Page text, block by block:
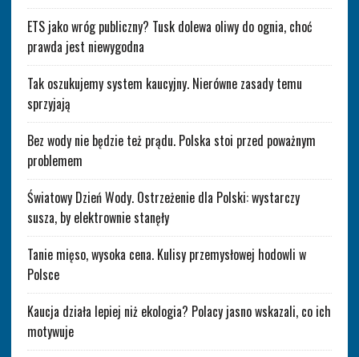
ETS jako wróg publiczny? Tusk dolewa oliwy do ognia, choć
prawda jest niewygodna
Tak oszukujemy system kaucyjny. Nierówne zasady temu
sprzyjają
Bez wody nie będzie też prądu. Polska stoi przed poważnym
problemem
Światowy Dzień Wody. Ostrzeżenie dla Polski: wystarczy
susza, by elektrownie stanęły
Tanie mięso, wysoka cena. Kulisy przemysłowej hodowli w
Polsce
Kaucja działa lepiej niż ekologia? Polacy jasno wskazali, co ich
motywuje